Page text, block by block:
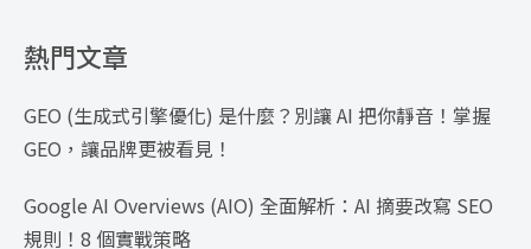
熱門文章
GEO (生成式引擎優化) 是什麼？別讓 AI 把你靜音！掌握
GEO，讓品牌更被看見！
Google AI Overviews (AIO) 全面解析：AI 摘要改寫 SEO
規則！8 個實戰策略